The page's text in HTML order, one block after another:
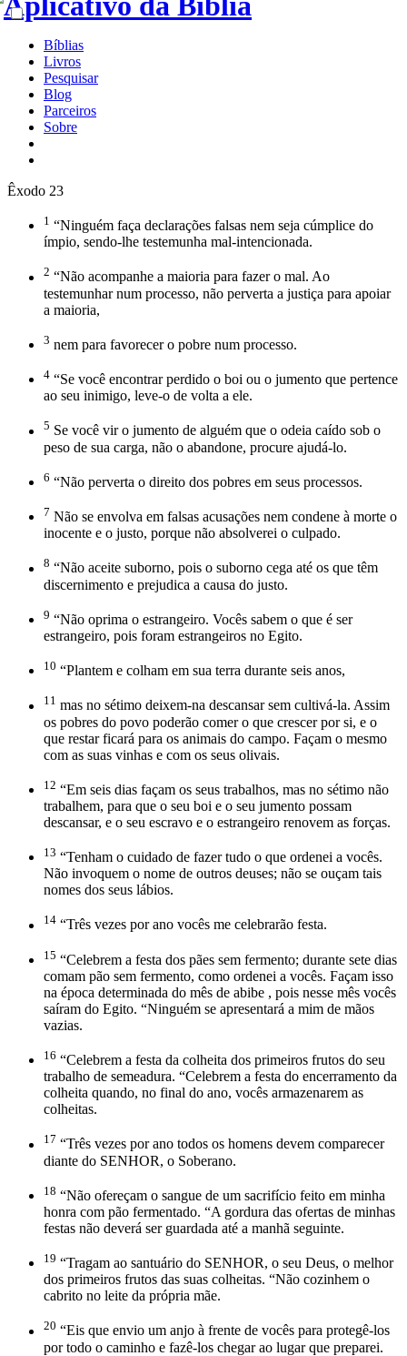
Bíblias
Livros
Pesquisar
Blog
Parceiros
Sobre
Êxodo 23
1 “Ninguém faça declarações falsas nem seja cúmplice do
ímpio, sendo-lhe testemunha mal-intencionada.
2 “Não acompanhe a maioria para fazer o mal. Ao
testemunhar num processo, não perverta a justiça para apoiar
a maioria,
3 nem para favorecer o pobre num processo.
4 “Se você encontrar perdido o boi ou o jumento que pertence
ao seu inimigo, leve-o de volta a ele.
5 Se você vir o jumento de alguém que o odeia caído sob o
peso de sua carga, não o abandone, procure ajudá-lo.
6 “Não perverta o direito dos pobres em seus processos.
7 Não se envolva em falsas acusações nem condene à morte o
inocente e o justo, porque não absolverei o culpado.
8 “Não aceite suborno, pois o suborno cega até os que têm
discernimento e prejudica a causa do justo.
9 “Não oprima o estrangeiro. Vocês sabem o que é ser
estrangeiro, pois foram estrangeiros no Egito.
10 “Plantem e colham em sua terra durante seis anos,
11 mas no sétimo deixem-na descansar sem cultivá-la. Assim
os pobres do povo poderão comer o que crescer por si, e o
que restar ficará para os animais do campo. Façam o mesmo
com as suas vinhas e com os seus olivais.
12 “Em seis dias façam os seus trabalhos, mas no sétimo não
trabalhem, para que o seu boi e o seu jumento possam
descansar, e o seu escravo e o estrangeiro renovem as forças.
13 “Tenham o cuidado de fazer tudo o que ordenei a vocês.
Não invoquem o nome de outros deuses; não se ouçam tais
nomes dos seus lábios.
14 “Três vezes por ano vocês me celebrarão festa.
15 “Celebrem a festa dos pães sem fermento; durante sete dias
comam pão sem fermento, como ordenei a vocês. Façam isso
na época determinada do mês de abibe , pois nesse mês vocês
saíram do Egito. “Ninguém se apresentará a mim de mãos
vazias.
16 “Celebrem a festa da colheita dos primeiros frutos do seu
trabalho de semeadura. “Celebrem a festa do encerramento da
colheita quando, no final do ano, vocês armazenarem as
colheitas.
17 “Três vezes por ano todos os homens devem comparecer
diante do SENHOR, o Soberano.
18 “Não ofereçam o sangue de um sacrifício feito em minha
honra com pão fermentado. “A gordura das ofertas de minhas
festas não deverá ser guardada até a manhã seguinte.
19 “Tragam ao santuário do SENHOR, o seu Deus, o melhor
dos primeiros frutos das suas colheitas. “Não cozinhem o
cabrito no leite da própria mãe.
20 “Eis que envio um anjo à frente de vocês para protegê-los
por todo o caminho e fazê-los chegar ao lugar que preparei.